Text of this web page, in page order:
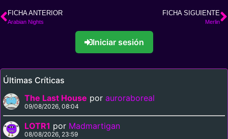
FICHA ANTERIOR
Arabian Nights
FICHA SIGUIENTE
Merlin
Iniciar sesión
Últimas Críticas
The Last House por auroraboreal
09/08/2026, 08:04
LOTR1 por Madmartigan
08/08/2026, 23:59